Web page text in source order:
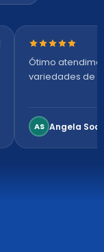
Nota 5 de 5
Ótimo
variedades de
AS Angela